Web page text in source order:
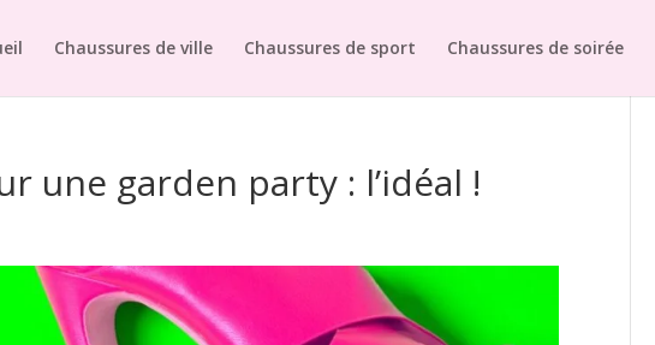
Chaussures de ville Chaussures de sport Chaussures de soirée
une garden party : l’idéal !